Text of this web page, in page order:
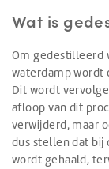
Wat is
Om gedestilleerd
waterdamp wordt
Dit wordt
afloop van dit
verwijderd, maar
dus stellen dat bij
wordt gehaald,